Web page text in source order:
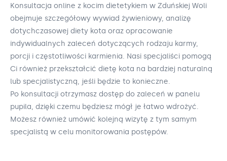
Konsultacja online z kocim dietetykiem w Zduńskiej Woli
obejmuje szczegółowy wywiad żywieniowy, analizę
dotychczasowej diety kota oraz opracowanie
indywidualnych zaleceń dotyczących rodzaju karmy,
porcji i częstotliwości karmienia. Nasi specjaliści pomogą
Ci również przekształcić dietę kota na bardziej naturalną
lub specjalistyczną, jeśli będzie to konieczne.
Po konsultacji otrzymasz dostęp do zaleceń w panelu
pupila, dzięki czemu będziesz mógł je łatwo wdrożyć.
Możesz również umówić kolejną wizytę z tym samym
specjalistą w celu monitorowania postępów.